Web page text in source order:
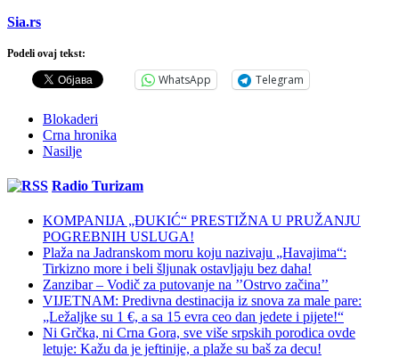
Sia.rs
Podeli ovaj tekst:
WhatsApp Telegram
Blokaderi
Crna hronika
Nasilje
Radio Turizam
KOMPANIJA „ĐUKIĆ“ PRESTIŽNA U PRUŽANJU
POGREBNIH USLUGA!
Plaža na Jadranskom moru koju nazivaju „Havajima“:
Tirkizno more i beli šljunak ostavljaju bez daha!
Zanzibar – Vodič za putovanje na ’’Ostrvo začina’’
VIJETNAM: Predivna destinacija iz snova za male pare:
„Ležaljke su 1 €, a sa 15 evra ceo dan jedete i pijete!“
Ni Grčka, ni Crna Gora, sve više srpskih porodica ovde
letuje: Kažu da je jeftinije, a plaže su baš za decu!